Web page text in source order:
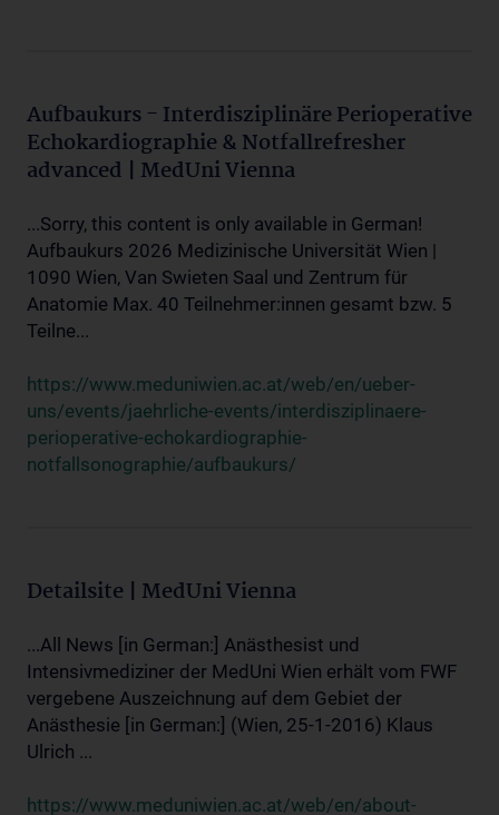
Aufbaukurs - Interdisziplinäre Perioperative
Echokardiographie & Notfallrefresher
advanced | MedUni Vienna
...Sorry, this content is only available in German!
Aufbaukurs 2026 Medizinische Universität Wien |
1090 Wien, Van Swieten Saal und Zentrum für
Anatomie Max. 40 Teilnehmer:innen gesamt bzw. 5
Teilne...
https://www.meduniwien.ac.at/web/en/ueber-
uns/events/jaehrliche-events/interdisziplinaere-
perioperative-echokardiographie-
notfallsonographie/aufbaukurs/
Detailsite | MedUni Vienna
...All News [in German:] Anästhesist und
Intensivmediziner der MedUni Wien erhält vom FWF
vergebene Auszeichnung auf dem Gebiet der
Anästhesie [in German:] (Wien, 25-1-2016) Klaus
Ulrich ...
https://www.meduniwien.ac.at/web/en/about-